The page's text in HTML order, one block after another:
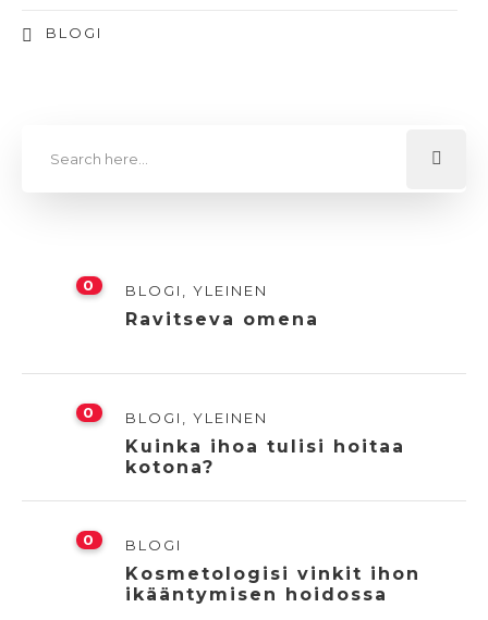
BLOGI
0 BLOGI YLEINEN
Ravitseva omena
0 BLOGI YLEINEN
Kuinka ihoa tulisi hoitaa
kotona?
0 BLOGI
Kosmetologisi vinkit ihon
ikääntymisen hoidossa